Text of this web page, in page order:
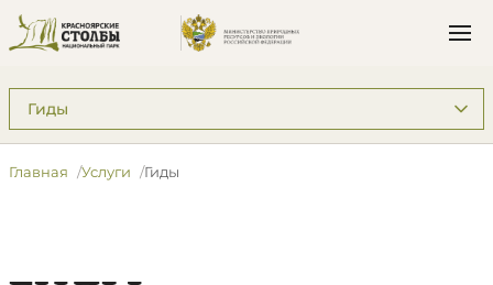
Подразделы: Услуги
Главная Услуги Гиды